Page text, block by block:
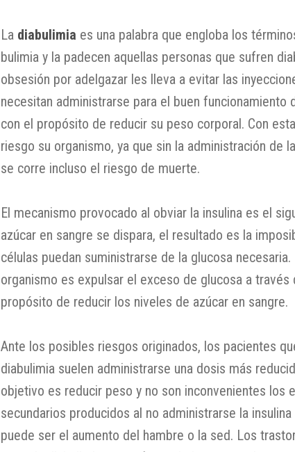
La diabulimia es una palabra que engloba los
bulimia y la padecen aquellas personas que sufren
obsesión por adelgazar les lleva a evitar las
necesitan administrarse para el buen funcionamiento
con el propósito de reducir su peso corporal. Con
riesgo su organismo, ya que sin la administración de
se corre incluso el riesgo de muerte.
El mecanismo provocado al obviar la insulina es el
azúcar en sangre se dispara, el resultado es la
células puedan suministrarse de la glucosa
organismo es expulsar el exceso de glucosa a través
propósito de reducir los niveles de azúcar en sangre.
Ante los posibles riesgos originados, los pacientes
diabulimia suelen administrarse una dosis más
objetivo es reducir peso y no son inconvenientes los
secundarios producidos al no administrarse la
puede ser el aumento del hambre o la sed. Los